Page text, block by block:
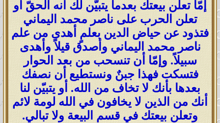
إمّا تعلن بيعتك بعدما يتبيّن لك أنه الحقّ أو
تعلن الحرب على ناصر محمد اليماني
فتذود عن حياض الدين بعلمٍ أهدى من علم
ناصر محمد اليماني وأصدق قيلاً وأهدى
سبيلاً. وإمّا أن تنسحب من بعد الحوار
فتسكت فهذا جبنٌ ونستطيع أن نصفك
بعدها بأنك لا تخاف من الله. أو يتبيّن لنا
أنك من الذين لا يخافون في الله لومة لائم
وتعلن بيعتك في قسم البيعة ولا تبالي.